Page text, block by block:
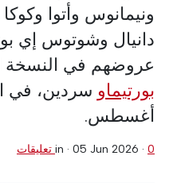
ونيمانوس وأتوا
دانيال وشوتوس إي
عروضهم في النسخة
بورتيماو
أغسطس.
in · 05 Jun 2026 · 0 تعليقات